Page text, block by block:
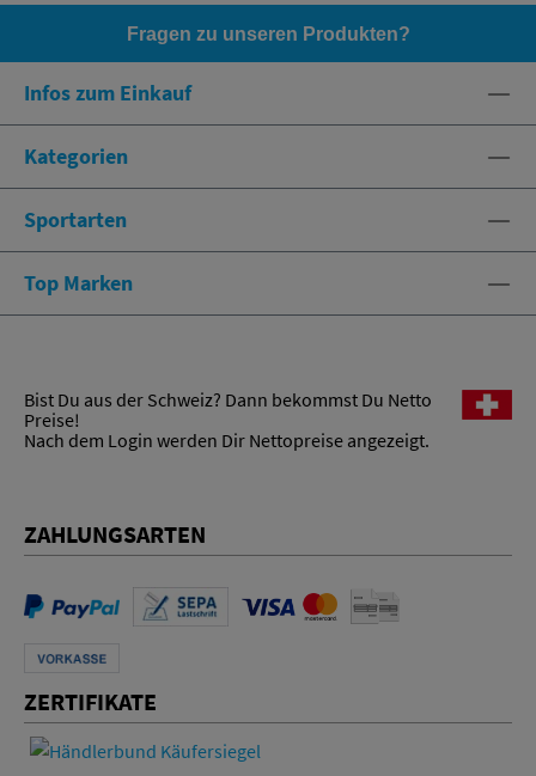
Fragen zu unseren Produkten?
eshop@spexx.org
Infos zum Einkauf
Kategorien
Sportarten
Top Marken
Bist Du aus der Schweiz? Dann bekommst Du Netto
Preise!
Nach dem Login werden Dir Nettopreise angezeigt.
ZAHLUNGSARTEN
ZERTIFIKATE